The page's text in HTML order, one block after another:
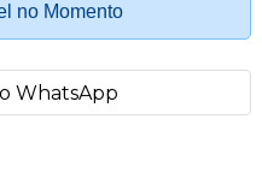
no Momento
WhatsApp